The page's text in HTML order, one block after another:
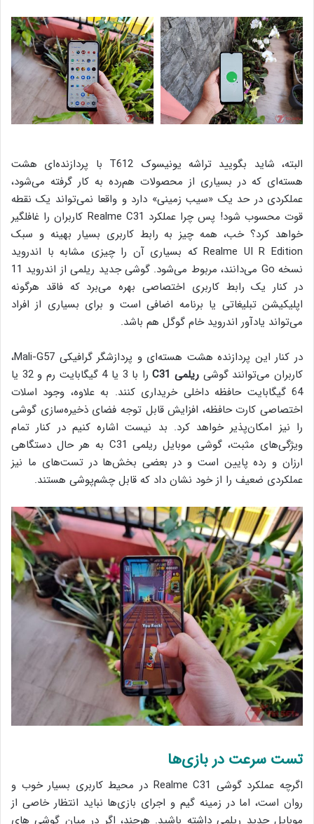
البته، شاید بگویید تراشه یونیسوک T612 با پردازنده‌ای هشت
هسته‌ای که در بسیاری از محصولات هم‌رده به کار گرفته می‌شود،
عملکردی در حد یک «سیب زمینی» دارد و واقعا نمی‌تواند یک نقطه
قوت محسوب شود! پس چرا عملکرد Realme C31 کاربران را غافلگیر
خواهد کرد؟ خب، همه چیز به رابط کاربری بسیار بهینه و سبک
Realme UI R Edition که بسیاری آن را چیزی مشابه با اندروید
نسخه Go می‌دانند، مربوط می‌شود. گوشی جدید ریلمی از اندروید 11
در کنار یک رابط کاربری اختصاصی بهره می‌برد که فاقد هرگونه
اپلیکیشن تبلیغاتی یا برنامه اضافی است و برای بسیاری از افراد
می‌تواند یادآور اندروید خام گوگل هم باشد.
در کنار این پردازنده هشت هسته‌ای و پردازشگر گرافیکی Mali-G57،
کاربران می‌توانند گوشی ریلمی C31
را با 3 یا 4 گیگابایت رم و 32 یا
64 گیگابایت حافظه داخلی خریداری کنند. به علاوه، وجود اسلات
اختصاصی کارت حافظه، افزایش قابل توجه فضای ذخیره‌سازی گوشی
را نیز امکان‌پذیر خواهد کرد. بد نیست اشاره کنیم در کنار تمام
ویژگی‌های مثبت، گوشی موبایل ریلمی C31 به هر حال دستگاهی
ارزان و رده پایین است و در بعضی بخش‌ها در تست‌های ما نیز
عملکردی ضعیف را از خود نشان داد که قابل چشم‌پوشی هستند.
تست سرعت در بازی‌ها
اگرچه عملکرد گوشی Realme C31 در محیط کاربری بسیار خوب و
روان است، اما در زمینه گیم و اجرای بازی‌ها نباید انتظار خاصی از
موبایل جدید ریلمی داشته باشید. هرچند، اگر در میان گوشی های